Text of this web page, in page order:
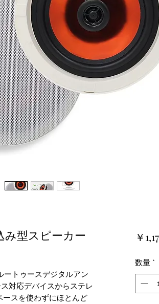
み型スピーカー
ートゥースデジタルアン
対応デバイスからステレ
スを使わずにほとんど
￥
数量 *